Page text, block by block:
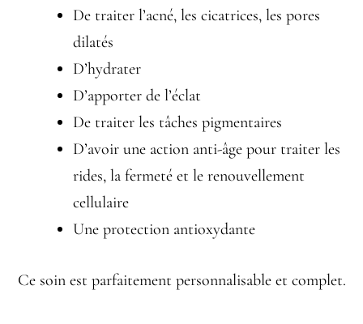
De traiter l’acné, les cicatrices, les pores
dilatés
D’hydrater
D’apporter de l’éclat
De traiter les tâches pigmentaires
D’avoir une action anti-âge pour traiter les
rides, la fermeté et le renouvellement
cellulaire
Une protection antioxydante
Ce soin est parfaitement personnalisable et complet.